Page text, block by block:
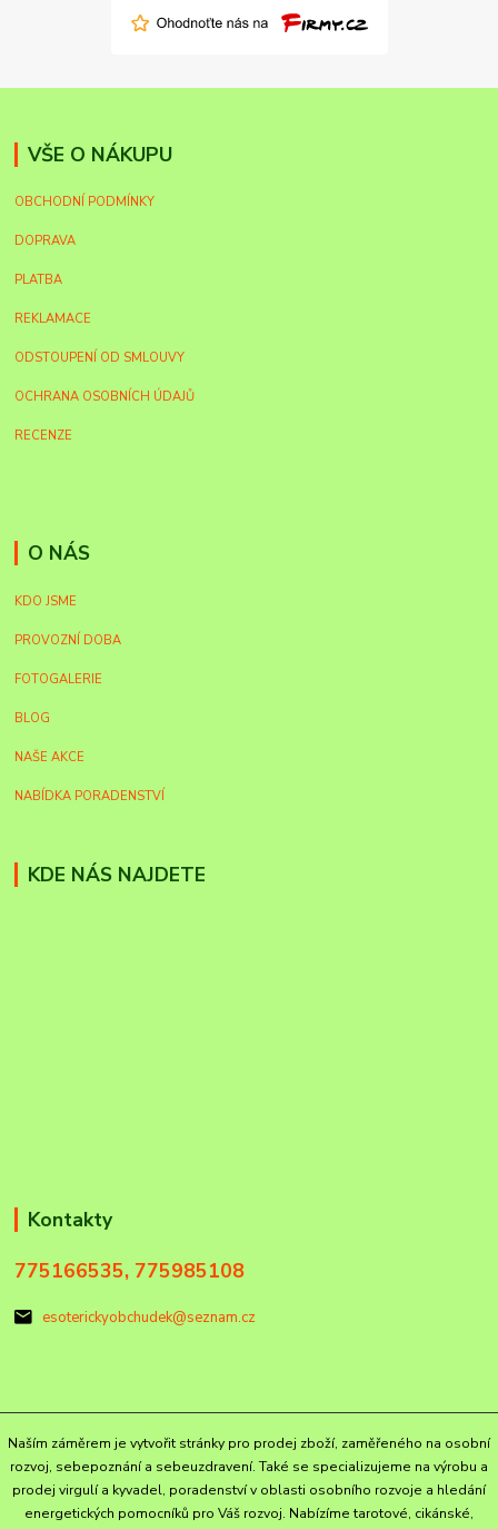
VŠE O NÁKUPU
OBCHODNÍ PODMÍNKY
DOPRAVA
PLATBA
REKLAMACE
ODSTOUPENÍ OD SMLOUVY
OCHRANA OSOBNÍCH ÚDAJŮ
RECENZE
O NÁS
KDO JSME
PROVOZNÍ DOBA
FOTOGALERIE
BLOG
NAŠE AKCE
NABÍDKA PORADENSTVÍ
KDE NÁS NAJDETE
Kontakty
775166535, 775985108
esoterickyobchudek@seznam.cz
Naším záměrem je vytvořit stránky pro prodej zboží, zaměřeného na osobní
rozvoj, sebepoznání a sebeuzdravení. Také se specializujeme na výrobu a
prodej virgulí a kyvadel, poradenství v oblasti osobního rozvoje a hledání
energetických pomocníků pro Váš rozvoj. Nabízíme tarotové, cikánské,